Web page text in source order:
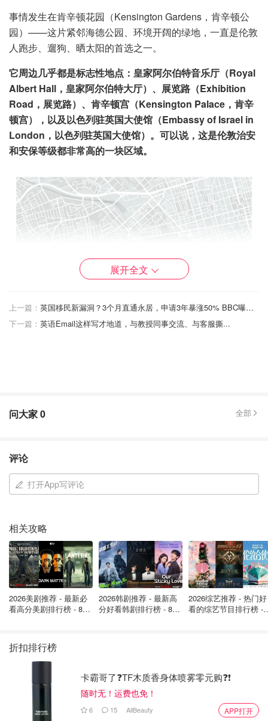
事情发生在肯辛顿花园（Kensington Gardens，肯辛顿公
园）——这片紧邻海德公园、环境开阔的绿地，一直是伦敦
人跑步、遛狗、晒太阳的首选之一。
它周边几乎都是标志性地点：皇家阿尔伯特音乐厅（Royal
Albert Hall，皇家阿尔伯特大厅）、展览路（Exhibition
Road，展览路）、肯辛顿宫（Kensington Palace，肯辛
顿宫），以及以色列驻英国大使馆（Embassy of Israel in
London，以色列驻英国大使馆）。可以说，这是伦敦治安
和安保等级都非常高的一块区域。
是：发生了什么大事。
厅）的通报，警方是在公园内发现了“多件遗留的可疑物
品”，随后迅速采取了封锁措施。
Policing London）已经介入，甚至连化学、生物、放射性
及核应对小组（CBRN unit）也到场参与检测，同时还有消
防局的搜查犬和潜水队协助排查。
这种配置，基本可以理解为：警方在按最严格、最谨慎的标
准处理一个“潜在风险”。
展开全文
上一篇：
英国移民新漏洞？3个月直通永居，申请3年暴涨50% BBC曝光900英镑造假链条
下一篇： 英语Email这样写才地道，与教授同事交流、与客服撕...
问大家0 全部
评论
打开App写评论
相关攻略
2026美剧推荐 - 最新必
看高分美剧排行榜 - 8月
2026韩剧推荐 - 最新高
分好看韩剧排行榜 - 8月
2026综艺推荐 - 热门好
看的综艺节目排行榜 -
折扣排行榜
卡霸哥了❓TF木质香身体喷雾零元购❓❗
随时无！运费也免！
6 15 AllBeauty APP打开